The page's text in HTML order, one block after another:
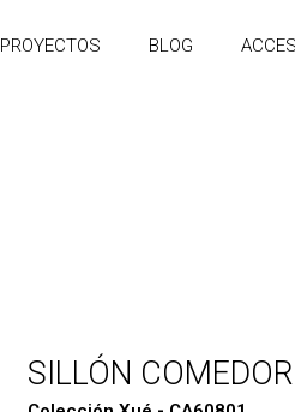
PROYECTOS BLOG
SILLÓN